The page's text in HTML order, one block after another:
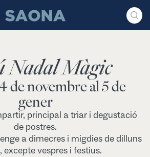
Grupo Saona
Nadal Màgic
de novembre al 5 de
gener
principal a triar i degustació
de postres.
a dimecres i migdies de dilluns
excepte vespres i festius.